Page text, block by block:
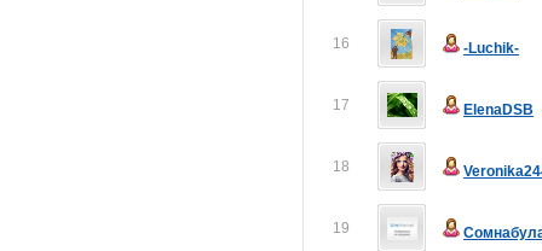
16 -Luchik-
17 ElenaDSB
18
19